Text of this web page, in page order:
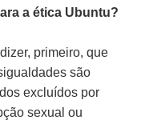
a ética Ubuntu?
primeiro, que
são
excluídos por
sexual ou